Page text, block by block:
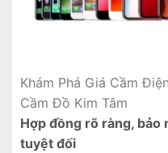
Khám Phá Giá Cầm
Cầm Đồ Kim Tâm
Hợp đồng rõ ràng, bảo
tuyệt đối